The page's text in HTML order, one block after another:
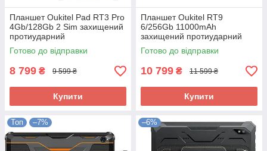
Планшет Oukitel Pad RT3 Pro
4Gb/128Gb 2 Sim захищений
протиударний
Готово до відправки
8 799 ₴ 9 599 ₴
Купити
Планшет Oukitel RT9
6/256Gb 11000mAh
захищений протиударний
Pad 2sim
Готово до відправки
10 799 ₴ 11 599 ₴
Купити
Топ –7% –6%